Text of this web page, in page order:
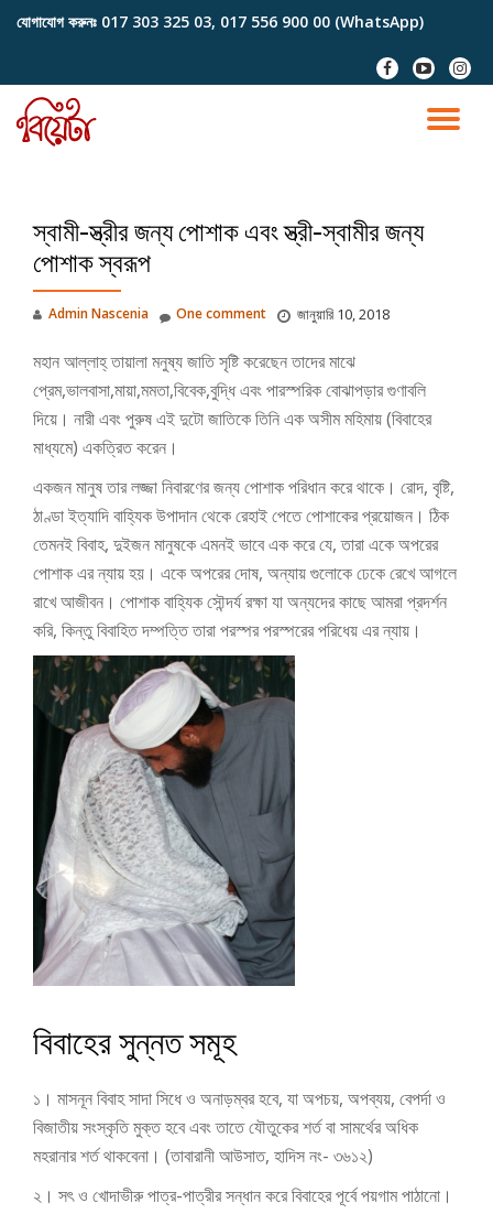
content
যোগাযোগ করুনঃ 017 303 325 03, 017 556 900 00 (WhatsApp)
fa-
facebook
fa-
youtube-
play
fa-
স্বামী-স্ত্রীর জন্য পোশাক এবং স্ত্রী-স্বামীর জন্য
পোশাক স্বরূপ
Admin Nascenia জানুয়ারি 10, 2018
One comment
মহান আল্লাহ্‌ তায়ালা মনুষ্য জাতি সৃষ্টি করেছেন তাদের মাঝে
প্রেম,ভালবাসা,মায়া,মমতা,বিবেক,বুদ্ধি এবং পারস্পরিক বোঝাপড়ার গুণাবলি
দিয়ে। নারী এবং পুরুষ এই দুটো জাতিকে তিনি এক অসীম মহিমায় (বিবাহের
মাধ্যমে) একত্রিত করেন।
একজন মানুষ তার লজ্জা নিবারণের জন্য পোশাক পরিধান করে থাকে। রোদ, বৃষ্টি,
ঠাণ্ডা ইত্যাদি বাহ্যিক উপাদান থেকে রেহাই পেতে পোশাকের প্রয়োজন। ঠিক
তেমনই বিবাহ, দুইজন মানুষকে এমনই ভাবে এক করে যে, তারা একে অপরের
পোশাক এর ন্যায় হয়। একে অপরের দোষ, অন্যায় গুলোকে ঢেকে রেখে আগলে
রাখে আজীবন। পোশাক বাহ্যিক সৌন্দর্য রক্ষা যা অন্যদের কাছে আমরা প্রদর্শন
করি, কিন্তু বিবাহিত দম্পত্তি তারা পরস্পর পরস্পরের পরিধেয় এর ন্যায়।
বিবাহের সুন্নত সমূহ
১। মাসনূন বিবাহ সাদা সিধে ও অনাড়ম্বর হবে, যা অপচয়, অপব্যয়, বেপর্দা ও
বিজাতীয় সংস্কৃতি মুক্ত হবে এবং তাতে যৌতুকের শর্ত বা সামর্থের অধিক
মহরানার শর্ত থাকবেনা। (তাবারানী আউসাত, হাদিস নং- ৩৬১২)
২। সৎ ও খোদাভীরু পাত্র-পাত্রীর সন্ধান করে বিবাহের পূর্বে পয়গাম পাঠানো।